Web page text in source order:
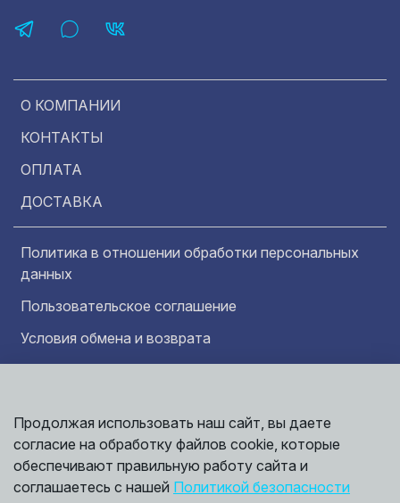
О КОМПАНИИ
КОНТАКТЫ
ОПЛАТА
ДОСТАВКА
Политика в отношении обработки персональных
данных
Пользовательское соглашение
Условия обмена и возврата
©
Информация представленная на сайте
носит исключительно ознакомительный
характер и ни при каких условиях не может
считаться публичной офертой. Точные
сведения о ценах, условиях продажи и
Продолжая использовать наш сайт, вы даете
согласие на обработку файлов cookie, которые
обеспечивают правильную работу сайта и
соглашаетесь с нашей Политикой безопасности
обработки